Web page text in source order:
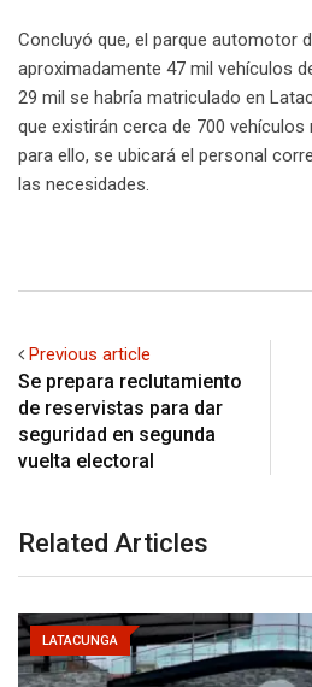
Concluyó que, el parque automotor
aproximadamente 47 mil vehículos
29 mil se habría matriculado en
que existirán cerca de 700
para ello, se ubicará el personal
las necesidades.
Previous article
Se prepara reclutamiento
de reservistas para dar
seguridad en segunda
vuelta electoral
Related Articles
LATACUNGA